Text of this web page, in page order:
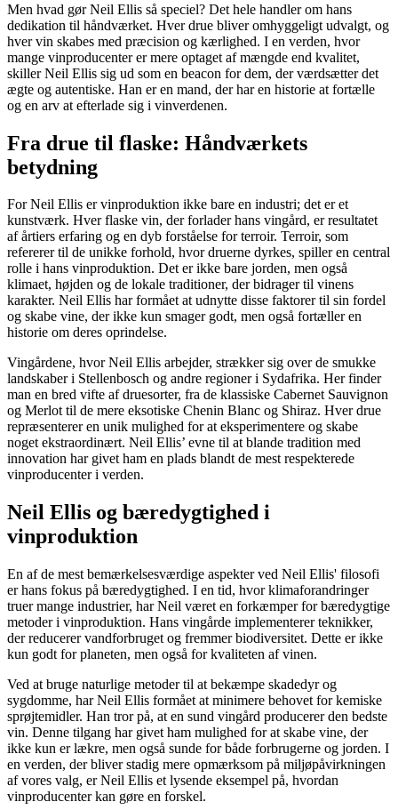
Men hvad gør Neil Ellis så speciel? Det hele handler om hans
dedikation til håndværket. Hver drue bliver omhyggeligt udvalgt, og
hver vin skabes med præcision og kærlighed. I en verden, hvor
mange vinproducenter er mere optaget af mængde end kvalitet,
skiller Neil Ellis sig ud som en beacon for dem, der værdsætter det
ægte og autentiske. Han er en mand, der har en historie at fortælle
og en arv at efterlade sig i vinverdenen.
Fra drue til flaske: Håndværkets
betydning
For Neil Ellis er vinproduktion ikke bare en industri; det er et
kunstværk. Hver flaske vin, der forlader hans vingård, er resultatet
af årtiers erfaring og en dyb forståelse for terroir. Terroir, som
refererer til de unikke forhold, hvor druerne dyrkes, spiller en central
rolle i hans vinproduktion. Det er ikke bare jorden, men også
klimaet, højden og de lokale traditioner, der bidrager til vinens
karakter. Neil Ellis har formået at udnytte disse faktorer til sin fordel
og skabe vine, der ikke kun smager godt, men også fortæller en
historie om deres oprindelse.
Vingårdene, hvor Neil Ellis arbejder, strækker sig over de smukke
landskaber i Stellenbosch og andre regioner i Sydafrika. Her finder
man en bred vifte af druesorter, fra de klassiske Cabernet Sauvignon
og Merlot til de mere eksotiske Chenin Blanc og Shiraz. Hver drue
repræsenterer en unik mulighed for at eksperimentere og skabe
noget ekstraordinært. Neil Ellis’ evne til at blande tradition med
innovation har givet ham en plads blandt de mest respekterede
vinproducenter i verden.
Neil Ellis og bæredygtighed i
vinproduktion
En af de mest bemærkelsesværdige aspekter ved Neil Ellis' filosofi
er hans fokus på bæredygtighed. I en tid, hvor klimaforandringer
truer mange industrier, har Neil været en forkæmper for bæredygtige
metoder i vinproduktion. Hans vingårde implementerer teknikker,
der reducerer vandforbruget og fremmer biodiversitet. Dette er ikke
kun godt for planeten, men også for kvaliteten af vinen.
Ved at bruge naturlige metoder til at bekæmpe skadedyr og
sygdomme, har Neil Ellis formået at minimere behovet for kemiske
sprøjtemidler. Han tror på, at en sund vingård producerer den bedste
vin. Denne tilgang har givet ham mulighed for at skabe vine, der
ikke kun er lækre, men også sunde for både forbrugerne og jorden. I
en verden, der bliver stadig mere opmærksom på miljøpåvirkningen
af vores valg, er Neil Ellis et lysende eksempel på, hvordan
vinproducenter kan gøre en forskel.